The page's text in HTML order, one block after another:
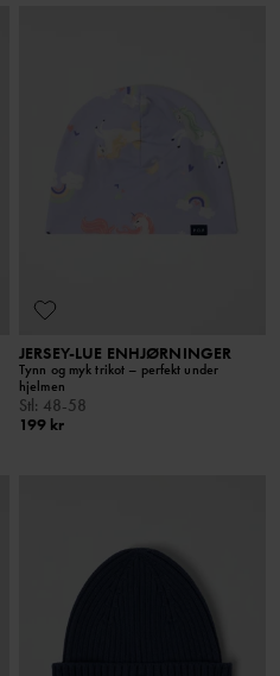
JERSEY-LUE ENHJØRNINGER
Tynn og myk trikot – perfekt under
hjelmen
Stl: 48-58
199 kr